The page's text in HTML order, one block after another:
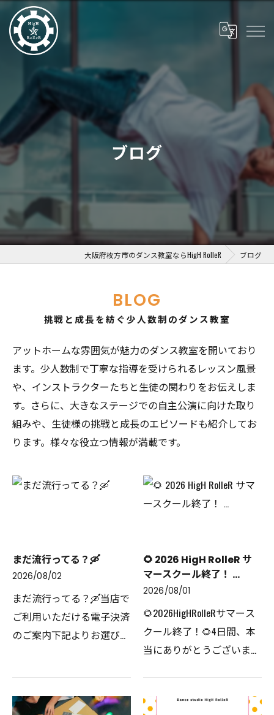
ブログ
大阪府枚方市のダンス教室ならHigH RolleR ブログ
BLOG
挑戦と成長を紡ぐ少人数制のダンス教室
アットホームな雰囲気が魅力のダンス教室を開いており
ます。少人数制で丁寧な指導を受けられるレッスン風景
や、インストラクターたちと生徒の関わりをお伝えしま
す。さらに、大きなステージでの自主公演に向けた取り
組みや、生徒様の挑戦と成長のエピソードも紹介してお
ります。様々な役立つ情報が満載です。
まだ流行ってる？🛶
2026/08/02
まだ流行ってる？🛶当店で
ご利用いただける電子決済
のご案内下記よりお選びい
🌻 2026 HigH RolleR サ
マースクール終了！ ...
2026/08/01
🌻2026HigHRolleRサマース
クール終了！🌻4日間、本
当にありがとうございまし
して、最高の夏になりまし